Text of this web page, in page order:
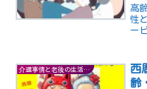
高
性
ー
し
介護事情と老後の生活の知恵
西
齢